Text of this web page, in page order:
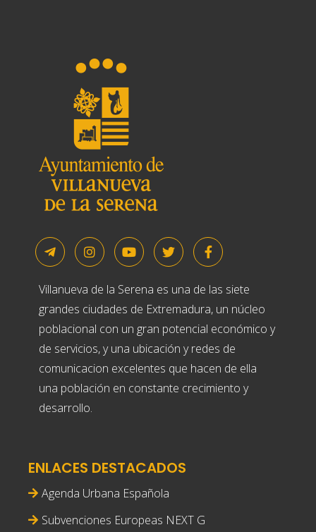
Villanueva de la Serena es una de las siete
grandes ciudades de Extremadura, un núcleo
poblacional con un gran potencial económico y
de servicios, y una ubicación y redes de
comunicacion excelentes que hacen de ella
una población en constante crecimiento y
desarrollo.
ENLACES DESTACADOS
Agenda Urbana Española
Subvenciones Europeas NEXT G